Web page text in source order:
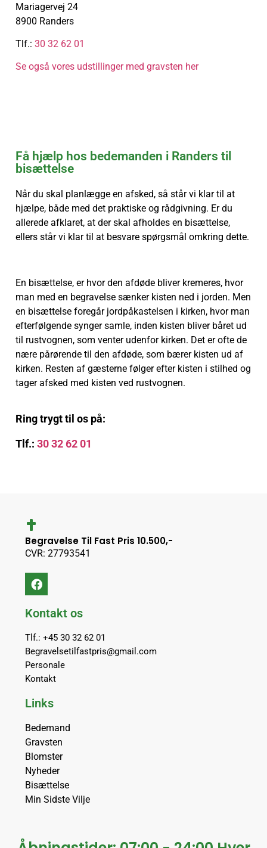
Mariagervej 24
8900 Randers
Tlf.: 30 32 62 01
Se også vores udstillinger med gravsten her
Få hjælp hos bedemanden i Randers til
bisættelse
Når du skal planlægge en afsked, så står vi klar til at
hjælpe, både med det praktiske og rådgivning. Er du
allerede afklaret, at der skal afholdes en bisættelse,
ellers står vi klar til at besvare spørgsmål omkring dette.
En bisættelse, er hvor den afdøde bliver kremeres, hvor
man med en begravelse sænker kisten ned i jorden. Men
en bisættelse foregår jordpåkastelsen i kirken, hvor man
efterfølgende synger samle, inden kisten bliver båret ud
til rustvognen, som venter udenfor kirken. Det er ofte de
nære pårørende til den afdøde, som bærer kisten ud af
kirken. Resten af gæsterne følger efter kisten i stilhed og
tager afsked med kisten ved rustvognen.
Ring trygt til os på:
Tlf.: 30 32 62 01
Begravelse Til Fast Pris 10.500,-
CVR: 27793541
Kontakt os
Tlf.: +45 30 32 62 01
Begravelsetilfastpris@gmail.com
Personale
Kontakt
Links
Bedemand
Gravsten
Blomster
Nyheder
Bisættelse
Min Sidste Vilje